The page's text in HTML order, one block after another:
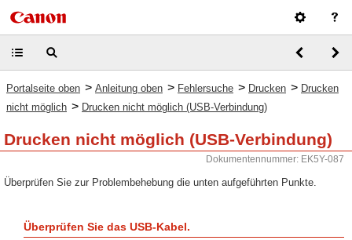
Portalseite oben > Anleitung oben > Fehlersuche > Drucken > Drucken
nicht möglich > Drucken nicht möglich (USB-Verbindung)
Drucken nicht möglich (USB-Verbindung)
Dokumentennummer: EK5Y-087
Überprüfen Sie zur Problembehebung die unten aufgeführten Punkte.
Überprüfen Sie das USB-Kabel.